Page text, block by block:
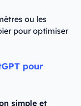
ou les
pour optimiser
pour
simple et